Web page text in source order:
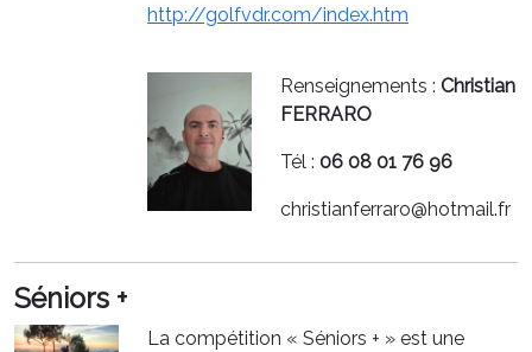
http://golfvdr.com/index.htm
Renseignements :Christian
FERRARO
Tél :06 08 01 76 96
christianferraro@hotmail.fr
Séniors +
La compétition « Séniors + » est une